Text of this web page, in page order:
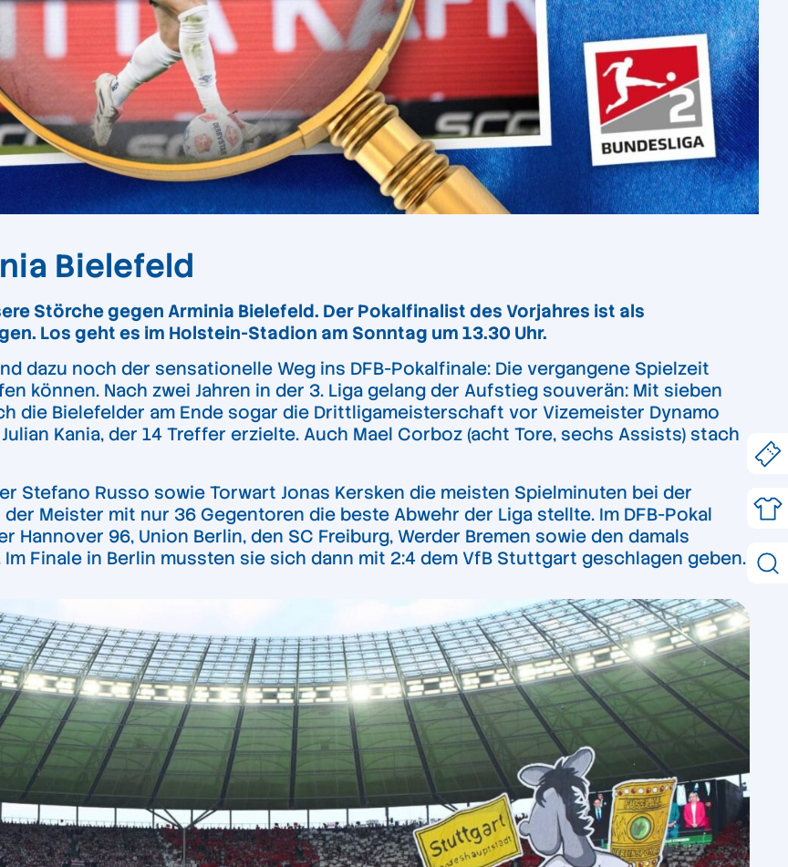
Bielefeld
Störche gegen Arminia Bielefeld. Der Pokalfinalist des Vorjahres ist als
Los geht es im Holstein-Stadion am Sonntag um 13.30 Uhr.
dazu noch der sensationelle Weg ins DFB-Pokalfinale: Die vergangene Spielzeit
können. Nach zwei Jahren in der 3. Liga gelang der Aufstieg souverän: Mit sieben
die Bielefelder am Ende sogar die Drittligameisterschaft vor Vizemeister Dynamo
Kania, der 14 Treffer erzielte. Auch Mael Corboz (acht Tore, sechs Assists) stach
Stefano Russo sowie Torwart Jonas Kersken die meisten Spielminuten bei der
Meister mit nur 36 Gegentoren die beste Abwehr der Liga stellte. Im DFB-Pokal
96, Union Berlin, den SC Freiburg, Werder Bremen sowie den damals
Finale in Berlin mussten sie sich dann mit 2:4 dem VfB Stuttgart geschlagen geben.